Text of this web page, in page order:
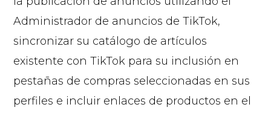
Administrador de anuncios de TikTok,
sincronizar su catálogo de artículos
existente con TikTok para su inclusión en
pestañas de compras seleccionadas en sus
perfiles e incluir enlaces de productos en el